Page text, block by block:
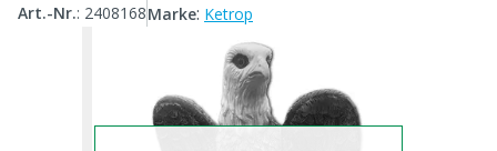
Art.-Nr.: 2408168Marke: Ketrop